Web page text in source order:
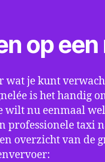
op
wat je kunt
is het handig
wilt nu eenmaal
professionele taxi
overzicht van de